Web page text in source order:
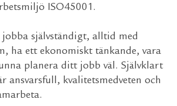
ISO45001.
självständigt, alltid med
ha ett ekonomiskt tänkande, vara
planera ditt jobb väl. Självklart
ansvarsfull, kvalitetsmedveten och